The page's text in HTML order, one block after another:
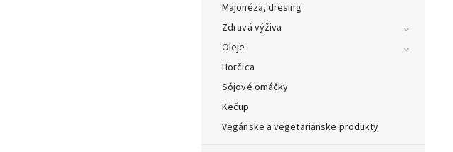
Majonéza, dresing
Zdravá výživa
Oleje
Horčica
Sójové omáčky
Kečup
Vegánske a vegetariánske produkty